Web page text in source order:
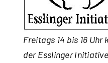
Freitags 14 bis 16
der Esslinger